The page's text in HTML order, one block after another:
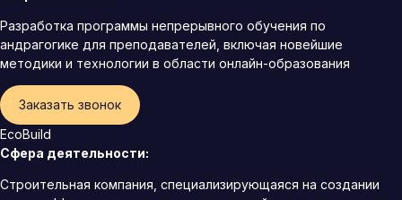
Разработка программы непрерывного обучения по
андрагогике для преподавателей, включая новейшие
методики и технологии в области онлайн-образования
Заказать звонок
EcoBuild
Сфера деятельности:
Строительная компания, специализирующаяся на создании